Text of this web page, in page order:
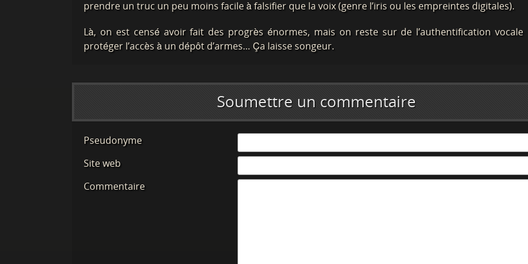
prendre un truc un peu moins facile à falsifier que la voix (genre l’iris ou les empreintes digitales).
Là, on est censé avoir fait des progrès énormes, mais on reste sur de l’authentification vocale
protéger l’accès à un dépôt d’armes… Ça laisse songeur.
Soumettre un commentaire
Pseudonyme
Site web
Commentaire